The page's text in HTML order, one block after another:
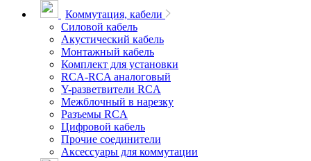
Коммутация, кабели
Силовой кабель
Акустический кабель
Монтажный кабель
Комплект для установки
RCA-RCA аналоговый
Y-разветвители RCA
Межблочный в нарезку
Разъемы RCA
Цифровой кабель
Прочие соединители
Аксессуары для коммутации